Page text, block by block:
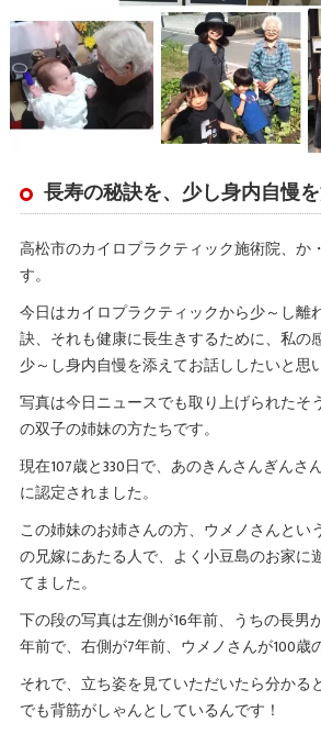
長寿の秘訣を、少し身内自慢
高松市のカイロプラクティック施術院、か
す。
今日はカイロプラクティックから少～し離
訣、それも健康に長生きするために、私の
少～し身内自慢を添えてお話ししたいと思
写真は今日ニュースでも取り上げられたそ
の双子の姉妹の方たちです。
現在107歳と330日で、あのきんさんぎんさ
に認定されました。
この姉妹のお姉さんの方、ウメノさんとい
の兄嫁にあたる人で、よく小豆島のお家に
てました。
下の段の写真は左側が16年前、うちの長男
年前で、右側が7年前、ウメノさんが100歳
それで、立ち姿を見ていただいたら分かる
でも背筋がしゃんとしているんです！